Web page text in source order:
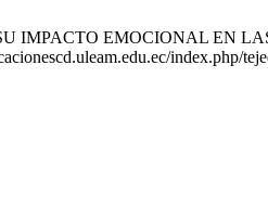
IMPACTO EMOCIONAL EN
index.php/